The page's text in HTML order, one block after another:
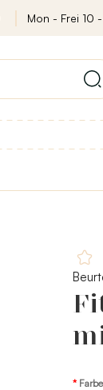
Mon - Frei 10 -
Farbe